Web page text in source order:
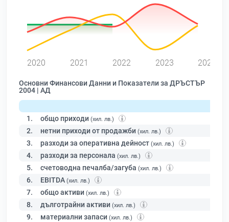
2020 2021 2022 2023 2024
Основни Финансови Данни и Показатели за ДРЪСТЪР
2004 | АД
1. общо приходи (хил. лв.)
2. нетни приходи от продажби (хил. лв.)
3. разходи за оперативна дейност (хил. лв.)
4. разходи за персонала (хил. лв.)
5. счетоводна печалба/загуба (хил. лв.)
6. EBITDA (хил. лв.)
7. общо активи (хил. лв.)
8. дълготрайни активи (хил. лв.)
9. материални запаси (хил. лв.)